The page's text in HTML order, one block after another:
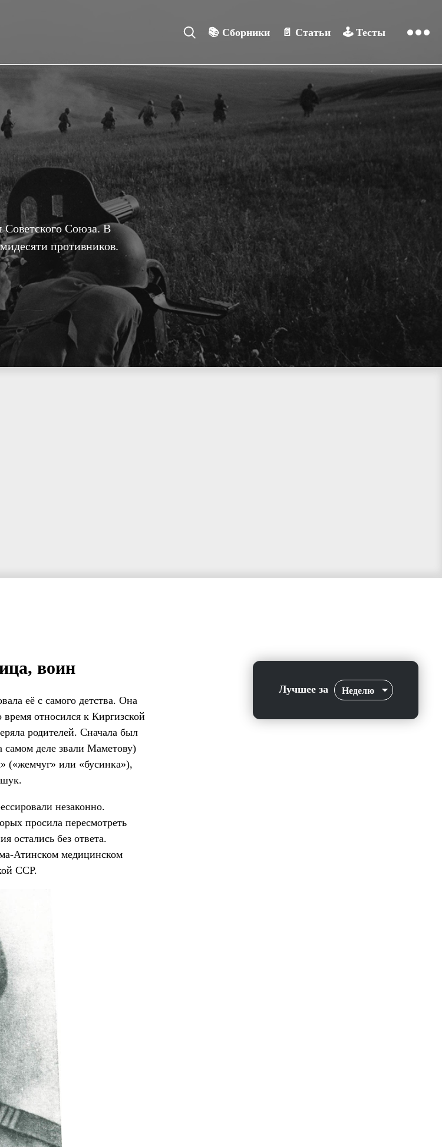
📚 Сборники 📄 Статьи 🕹️ Тесты
Союза. В
противников.
воин
её с самого детства. Она
относился к Киргизской
родителей. Сначала был
самом деле звали Маметову)
(«жемчуг» или «бусинка»),
незаконно.
просила пересмотреть
остались без ответа.
Атинском медицинском
ССР.
Лучшее за Неделю